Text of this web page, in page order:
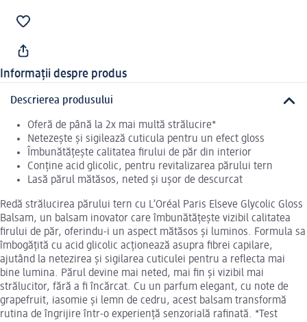
Informații despre produs
Descrierea produsului
Oferă de până la 2x mai multă strălucire*
Netezește și sigilează cuticula pentru un efect gloss
Îmbunătățește calitatea firului de păr din interior
Conține acid glicolic, pentru revitalizarea părului tern
Lasă părul mătăsos, neted și ușor de descurcat
Redă strălucirea părului tern cu L’Oréal Paris Elseve Glycolic Gloss
Balsam, un balsam inovator care îmbunătățește vizibil calitatea
firului de păr, oferindu-i un aspect mătăsos și luminos. Formula sa
îmbogățită cu acid glicolic acționează asupra fibrei capilare,
ajutând la netezirea și sigilarea cuticulei pentru a reflecta mai
bine lumina. Părul devine mai neted, mai fin și vizibil mai
strălucitor, fără a fi încărcat. Cu un parfum elegant, cu note de
grapefruit, iasomie și lemn de cedru, acest balsam transformă
rutina de îngrijire într-o experiență senzorială rafinată. *Test